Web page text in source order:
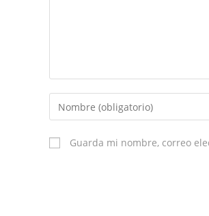
Enter
your
name
or
Guarda mi nombre, correo